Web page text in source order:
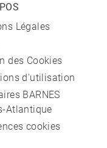
Légales
des Cookies
d'utilisation
BARNES
Atlantique
cookies